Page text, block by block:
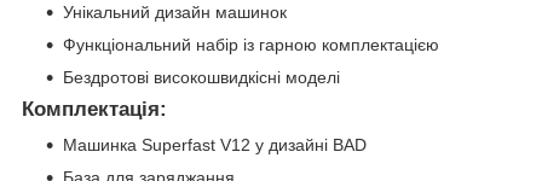
Унікальний дизайн машинок
Функціональний набір із гарною комплектацією
Бездротові високошвидкісні моделі
Комплектація:
Машинка Superfast V12 у дизайні BAD